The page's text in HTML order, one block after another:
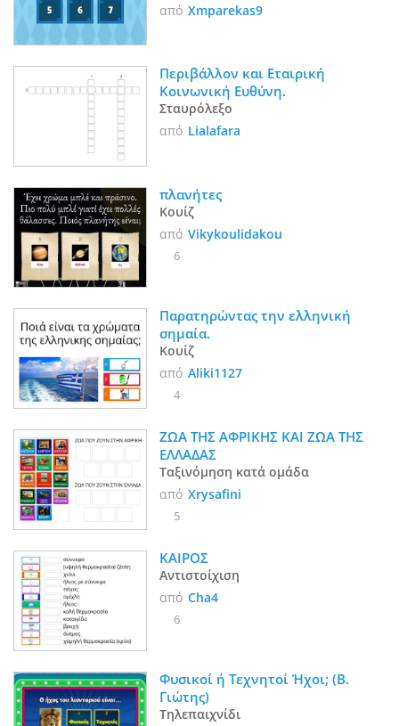
από Xmparekas9
Περιβάλλον και Εταιρική
Κοινωνική Ευθύνη.
Σταυρόλεξο
από Lialafara
πλανήτες
Κουίζ
από Vikykoulidakou
6
Παρατηρώντας την ελληνική
σημαία.
Κουίζ
από Aliki1127
4
ΖΩΑ ΤΗΣ ΑΦΡΙΚΗΣ ΚΑΙ ΖΩΑ ΤΗΣ
ΕΛΛΑΔΑΣ
Ταξινόμηση κατά ομάδα
από Xrysafini
5
Αντιστοίχιση
από Cha4
6
Φυσικοί ή Τεχνητοί Ήχοι; (Β.
Γιώτης)
Τηλεπαιχνίδι